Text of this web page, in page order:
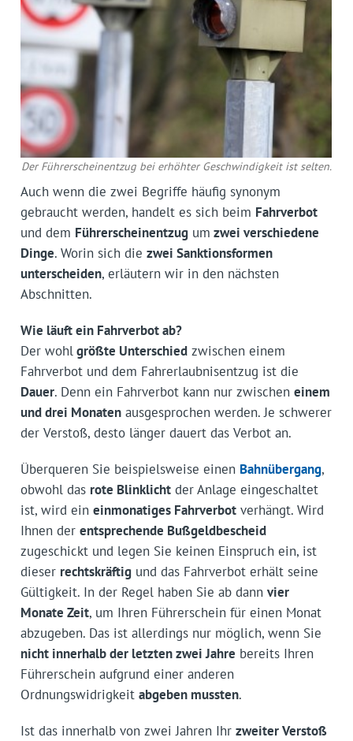
Der Führerscheinentzug bei erhöhter Geschwindigkeit ist selten.
Auch wenn die zwei Begriffe häufig synonym
gebraucht werden, handelt es sich beim Fahrverbot
und dem Führerscheinentzugum zwei verschiedene
Dinge. Worin sich die zwei Sanktionsformen
unterscheiden, erläutern wir in den nächsten
Abschnitten.
Wie läuft ein Fahrverbot ab?
Der wohlgrößte Unterschiedzwischen einem
Fahrverbot und dem Fahrerlaubnisentzug ist die
Dauer. Denn ein Fahrverbot kann nur zwischen einem
und drei Monatenausgesprochen werden. Je schwerer
der Verstoß, desto länger dauert das Verbot an.
Überqueren Sie beispielsweise einen Bahnübergang,
obwohl das rote Blinklichtder Anlage eingeschaltet
ist, wird ein einmonatiges Fahrverbotverhängt. Wird
Ihnen der entsprechende Bußgeldbescheid
zugeschickt und legen Sie keinen Einspruch ein, ist
dieser rechtskräftigund das Fahrverbot erhält seine
Gültigkeit. In der Regel haben Sie ab dann vier
Monate Zeit, um Ihren Führerschein für einen Monat
abzugeben. Das ist allerdings nur möglich, wenn Sie
nicht innerhalb der letzten zwei Jahre bereits Ihren
Führerschein aufgrund einer anderen
Ordnungswidrigkeit abgeben mussten.
Ist das innerhalb von zwei Jahren Ihr zweiter Verstoß